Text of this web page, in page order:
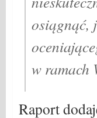
osiągnąć,
w ramach
Raport